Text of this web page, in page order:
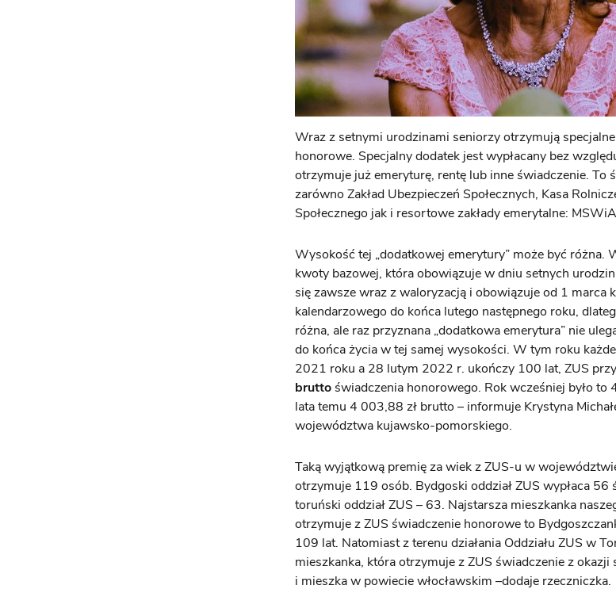
Wraz z setnymi urodzinami seniorzy otrzymują
honorowe. Specjalny dodatek jest wypłacany bez
otrzymuje już emeryturę, rentę lub inne świadczenie. To
zarówno Zakład Ubezpieczeń Społecznych, Kasa
Społecznego jak i resortowe zakłady emerytalne:
Wysokość tej „dodatkowej emerytury” może być różna.
kwoty bazowej, która obowiązuje w dniu setnych
się zawsze wraz z waloryzacją i obowiązuje od 1 marca
kalendarzowego do końca lutego następnego roku,
różna, ale raz przyznana „dodatkowa emerytura” nie
do końca życia w tej samej wysokości. W tym roku
2021 roku a 28 lutym 2022 r. ukończy 100 lat, ZUS
brutto świadczenia honorowego. Rok wcześniej było to
lata temu 4 003,88 zł brutto – informuje Krystyna
województwa kujawsko-pomorskiego.
Taką wyjątkową premię za wiek z ZUS-u w
otrzymuje 119 osób. Bydgoski oddział ZUS wypłaca 56
toruński oddział ZUS – 63. Najstarsza mieszkanka
otrzymuje z ZUS świadczenie honorowe to
109 lat. Natomiast z terenu działania Oddziału ZUS w
mieszkanka, która otrzymuje z ZUS świadczenie z
i mieszka w powiecie włocławskim –dodaje rzeczniczka.